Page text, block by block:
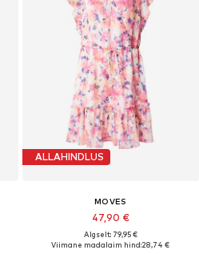
ALLAHINDLUS
MOVES
47,90 €
Algselt: 79,95 €
Viimane madalaim hind:28,74 €